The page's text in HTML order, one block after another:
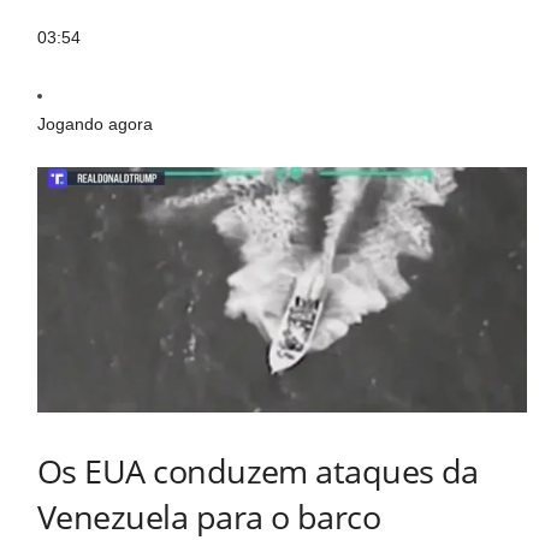
03:54
Jogando agora
Os EUA conduzem ataques da
Venezuela para o barco